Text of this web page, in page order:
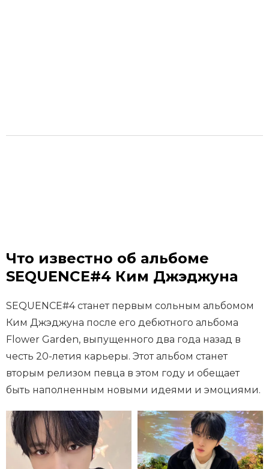
Что известно об альбоме
SEQUENCE#4 Ким Джэджуна
SEQUENCE#4 станет первым сольным альбомом
Ким Джэджуна после его дебютного альбома
Flower Garden, выпущенного два года назад в
честь 20-летия карьеры. Этот альбом станет
вторым релизом певца в этом году и обещает
быть наполненным новыми идеями и эмоциями.